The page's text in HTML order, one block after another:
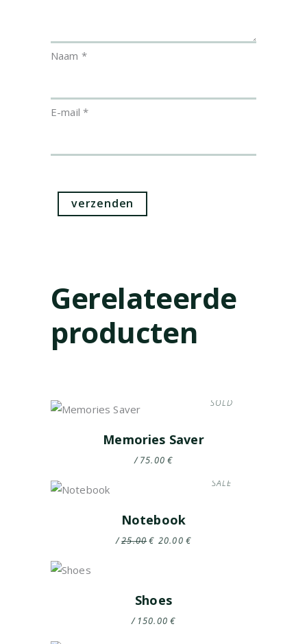
Naam *
E-mail*
Gerelateerde
producten
SOLD
Memories Saver
€
75.00
SALE
Notebook
€
25.00 Oorspronkelijke
€
20.00 Huidige
Shoes
€
150.00